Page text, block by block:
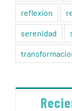
reflexion
serenidad